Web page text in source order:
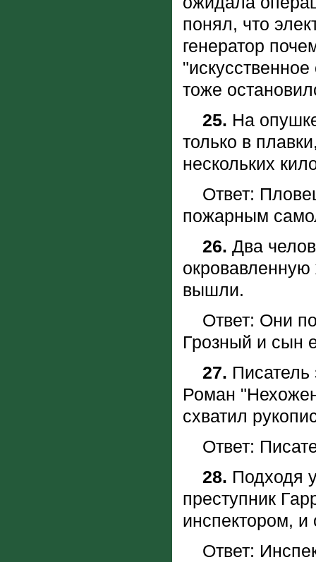
понял, что
генератор
тоже
25. Hа
только в
нескольких
Ответ:
пожарным
26. Два
вышли.
Ответ: Они
Грозный и сын
27. Писатель
Роман
схватил
Ответ:
28. Подходя
преступник
инспектором,
Ответ: